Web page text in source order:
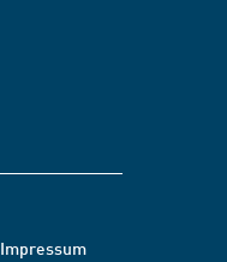
Impressum